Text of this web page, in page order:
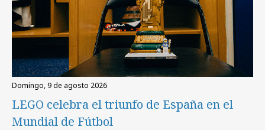
domingo, 9 de agosto 2026
LEGO celebra el triunfo de España en el
Mundial de Fútbol